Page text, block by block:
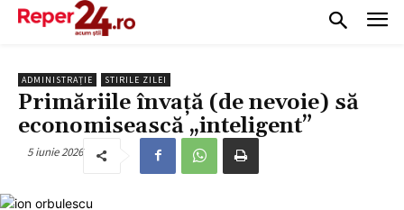
ADMINISTRAȚIE STIRILE ZILEI
Primăriile învață (de nevoie) să
economisească „inteligent”
5 iunie 2026